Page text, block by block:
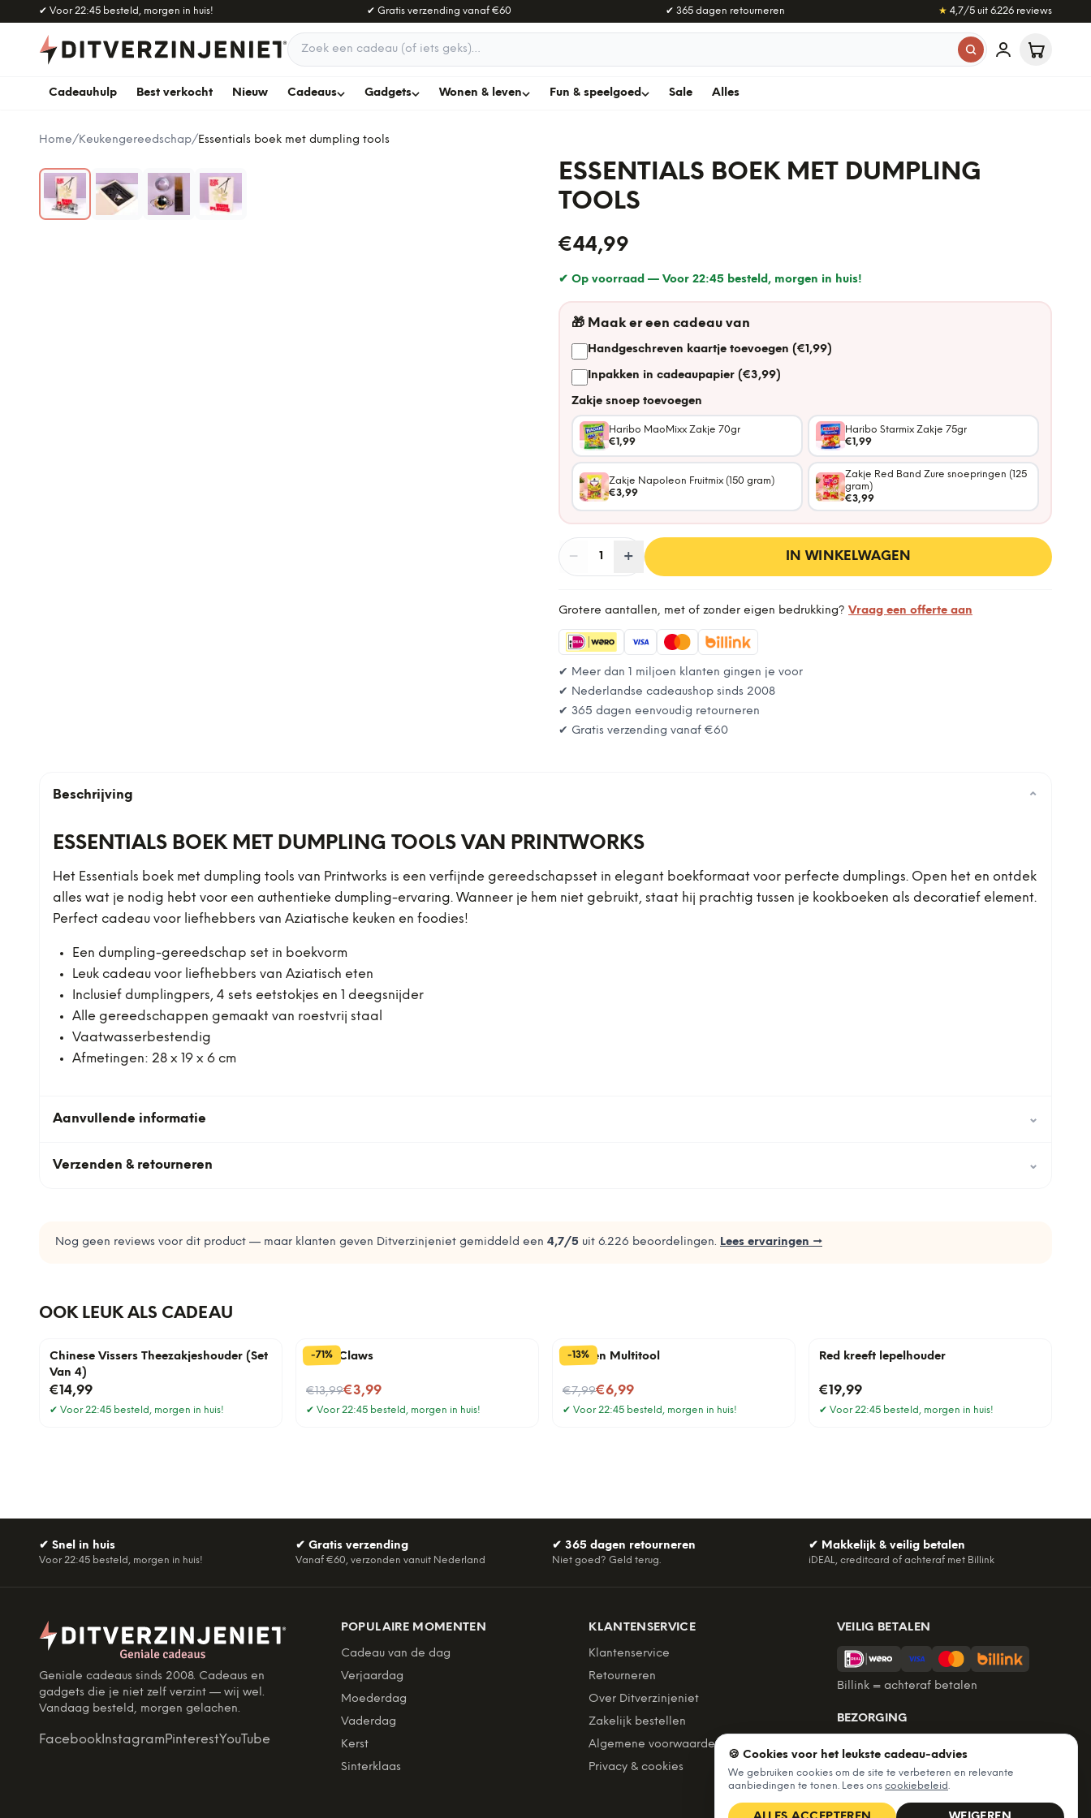
Naar hoofdinhoud
✔ Voor 22:45 besteld, morgen in huis! ✔ Gratis verzending vanaf€60 ✔ 365 dagen retourneren ★ 4,7/5 uit 6.226reviews
Zoek een cadeau
Cadeauhulp Best verkocht Nieuw Cadeaus Gadgets Wonen & leven Fun & speelgoed Sale Alles
Home/Keukengereedschap/Essentials boek met dumpling tools
ESSENTIALS BOEK MET DUMPLING
TOOLS
€44,99
✔ Op voorraad — Voor 22:45 besteld, morgen in huis!
🎁 Maak er een cadeau van
Handgeschreven kaartje toevoegen (€1,99)
Inpakken in cadeaupapier (€3,99)
Zakje snoep toevoegen
Haribo MaoMixx Zakje 70gr
€1,99
Haribo Starmix Zakje 75gr
€1,99
Zakje Napoleon Fruitmix (150 gram)
€3,99
Zakje Red Band Zure snoepringen (125
gram)
€3,99
− Aantal
1 + IN WINKELWAGEN
Grotere aantallen, met of zonder eigen bedrukking? Vraag een offerte aan
✔ Meer dan 1 miljoen klanten gingen je voor
✔ Nederlandse cadeaushop sinds 2008
✔ 365 dagen eenvoudig retourneren
✔ Gratis verzending vanaf €60
Beschrijving ⌄
ESSENTIALS BOEK MET DUMPLING TOOLS VAN PRINTWORKS
Het Essentials boek met dumpling tools van Printworks is een verfijnde gereedschapsset in elegant boekformaat voor perfecte dumplings. Open het en ontdek
alles wat je nodig hebt voor een authentieke dumpling-ervaring. Wanneer je hem niet gebruikt, staat hij prachtig tussen je kookboeken als decoratief element.
Perfect cadeau voor liefhebbers van Aziatische keuken en foodies!
Een dumpling-gereedschap set in boekvorm
Leuk cadeau voor liefhebbers van Aziatisch eten
Inclusief dumplingpers, 4 sets eetstokjes en 1 deegsnijder
Alle gereedschappen gemaakt van roestvrij staal
Vaatwasserbestendig
Afmetingen: 28 x 19 x 6 cm
Aanvullende informatie ⌄
Verzenden & retourneren ⌄
Nog geen reviews voor dit product — maar klanten geven Ditverzinjeniet gemiddeld een 4,7/5 uit 6.226 beoordelingen. Lees ervaringen →
OOK LEUK ALS CADEAU
Chinese Vissers Theezakjeshouder (Set
Van 4)
€14,99
✔ Voor 22:45 besteld, morgen in huis!
-71%
Meat Claws
€13,99
Nu voor€3,99
✔ Voor 22:45 besteld, morgen in huis!
-13%
Kruiden Multitool
€7,99
Nu voor€6,99
✔ Voor 22:45 besteld, morgen in huis!
Red kreeft lepelhouder
€19,99
✔ Voor 22:45 besteld, morgen in huis!
✔ Snel in huis
Voor 22:45 besteld, morgen in huis!
✔ Gratis verzending
Vanaf €60, verzonden vanuit Nederland
✔ 365 dagen retourneren
Niet goed? Geld terug.
✔ Makkelijk & veilig betalen
iDEAL, creditcard of achteraf met Billink
Geniale cadeaus sinds 2008. Cadeaus en
gadgets die je niet zelf verzint — wij wel.
Vandaag besteld, morgen gelachen.
Facebook InstagramPinterestYouTube
POPULAIRE MOMENTEN
Cadeau van de dag
Verjaardag
Moederdag
Vaderdag
Kerst
Sinterklaas
KLANTENSERVICE
Klantenservice
Retourneren
Over Ditverzinjeniet
Zakelijk bestellen
Algemene voorwaarden
Privacy & cookies
VEILIG BETALEN
Billink = achteraf betalen
BEZORGING
Gratis verzending vanaf €60. Tot 365
dagen retourneren.
★ 4,7/5 uit 6.226beoordelingen
🍪 Cookies voor het leukste cadeau-advies
We gebruiken cookies om de site te verbeteren en relevante
aanbiedingen te tonen. Lees ons cookiebeleid.